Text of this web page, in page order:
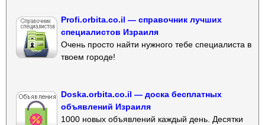
Profi.orbita.co.il — справочник лучших
специалистов Израиля
Очень просто найти нужного тебе специалиста в
твоем городе!
Doska.orbita.co.il — доска бесплатных
объявлений Израиля
1000 новых объявлений каждый день. Десятки